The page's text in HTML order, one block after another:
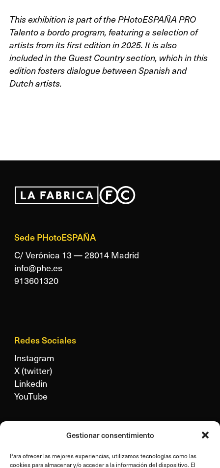
Gestionar consentimiento
Para ofrecer las mejores experiencias, utilizamos tecnologías como las
cookies para almacenar y/o acceder a la información del dispositivo. El
This exhibition is part of thePHotoESPAÑA PRO
Talento a bordoprogram, featuring a selection of
artists from its first edition in 2025. It is also
included in the Guest Countrysection, which in this
edition fosters dialogue between Spanish and
Dutch artists.
Sede PHotoESPAÑA
C/ Verónica 13 — 28014 Madrid
info@phe.es
913601320
Redes Sociales
Instagram
X (twitter)
Linkedin
YouTube
Política de privacidad